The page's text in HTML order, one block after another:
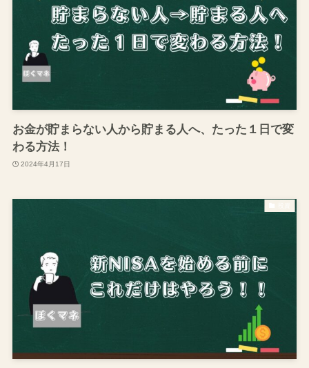
お金が貯まらない人から貯まる人へ、たった１日で変
わる方法！
2024年4月17日